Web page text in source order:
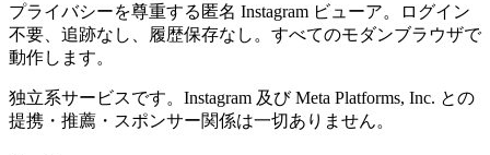
プライバシーを尊重する匿名 Instagram ビューア。ログイン
不要、追跡なし、履歴保存なし。すべてのモダンブラウザで
動作します。
独立系サービスです。Instagram 及び Meta Platforms, Inc. との
提携・推薦・スポンサー関係は一切ありません。